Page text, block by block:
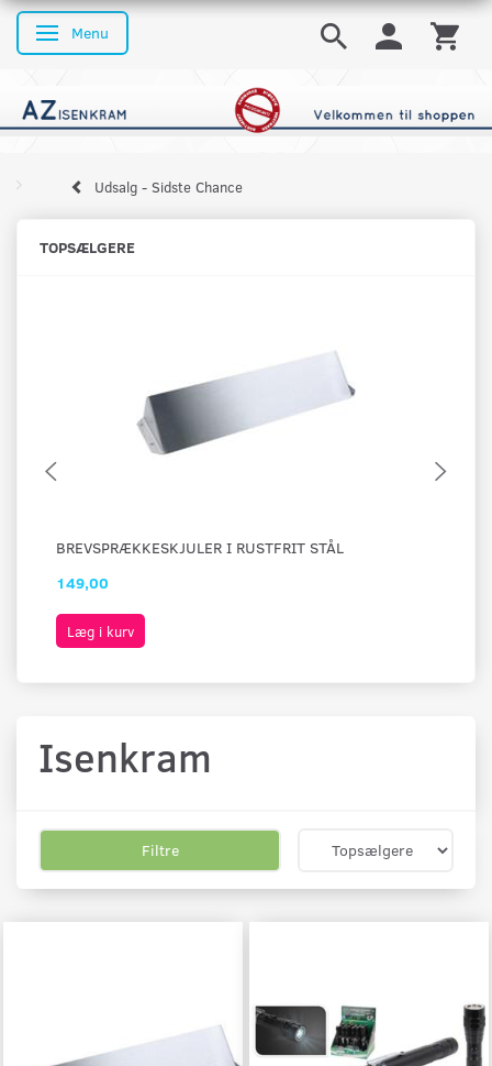
Skifte navigation
Menu
Udsalg - Sidste Chance
TOPSÆLGERE
BREVSPRÆKKESKJULER I RUSTFRIT STÅL
149,00
Læg i kurv
Isenkram
Filtre